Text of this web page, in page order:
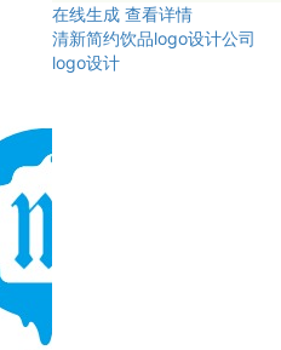
在线生成 查看详情
清新简约饮品logo设计公司
logo设计